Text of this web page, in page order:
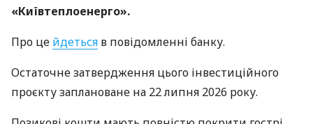
«Київтеплоенерго».
Про це йдеться в повідомленні банку.
Остаточне затвердження цього інвестиційного
проєкту заплановане на 22 липня 2026 року.